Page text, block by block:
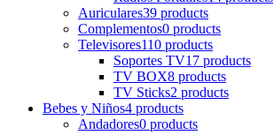
Auriculares39 products
Complementos0 products
Televisores110 products
Soportes TV17 products
TV BOX8 products
TV Sticks2 products
Bebes y Niños4 products
Andadores0 products